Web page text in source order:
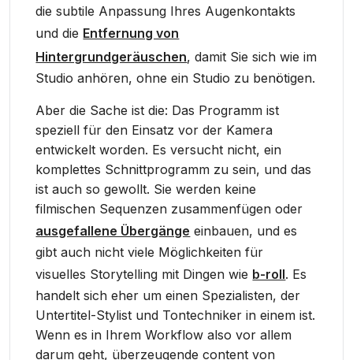
die subtile Anpassung Ihres Augenkontakts
und die Entfernung von
Hintergrundgeräuschen, damit Sie sich wie im
Studio anhören, ohne ein Studio zu benötigen.
Aber die Sache ist die: Das Programm ist
speziell für den Einsatz vor der Kamera
entwickelt worden. Es versucht nicht, ein
komplettes Schnittprogramm zu sein, und das
ist auch so gewollt. Sie werden keine
filmischen Sequenzen zusammenfügen oder
ausgefallene Übergänge einbauen, und es
gibt auch nicht viele Möglichkeiten für
visuelles Storytelling mit Dingen wie b-roll. Es
handelt sich eher um einen Spezialisten, der
Untertitel-Stylist und Tontechniker in einem ist.
Wenn es in Ihrem Workflow also vor allem
darum geht, überzeugende content von